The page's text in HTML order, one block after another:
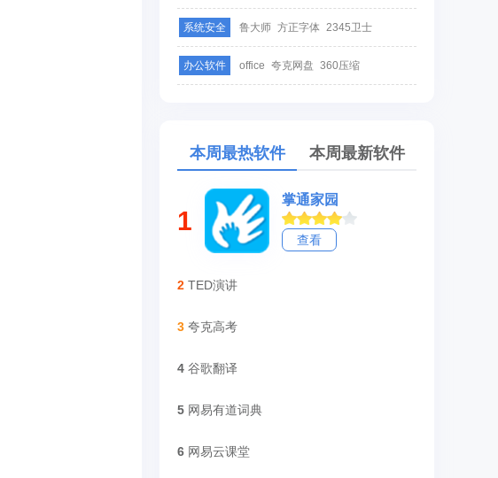
系统安全 鲁大师 方正字体 2345卫士
办公软件 office 夸克网盘 360压缩
本周最热软件 本周最新软件
1
掌通家园
查看
2 TED演讲
3 夸克高考
4 谷歌翻译
5 网易有道词典
6 网易云课堂